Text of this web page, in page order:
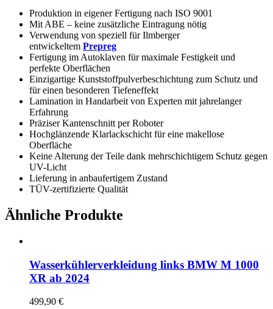
Produktion in eigener Fertigung nach ISO 9001
Mit ABE – keine zusätzliche Eintragung nötig
Verwendung von speziell für Ilmberger
entwickeltem Prepreg
Fertigung im Autoklaven für maximale Festigkeit und
perfekte Oberflächen
Einzigartige Kunststoffpulverbeschichtung zum Schutz und
für einen besonderen Tiefeneffekt
Lamination in Handarbeit von Experten mit jahrelanger
Erfahrung
Präziser Kantenschnitt per Roboter
Hochglänzende Klarlackschicht für eine makellose
Oberfläche
Keine Alterung der Teile dank mehrschichtigem Schutz gegen
UV-Licht
Lieferung in anbaufertigem Zustand
TÜV-zertifizierte Qualität
Ähnliche Produkte
Wasserkühlerverkleidung links BMW M 1000
XR ab 2024
499,90 €